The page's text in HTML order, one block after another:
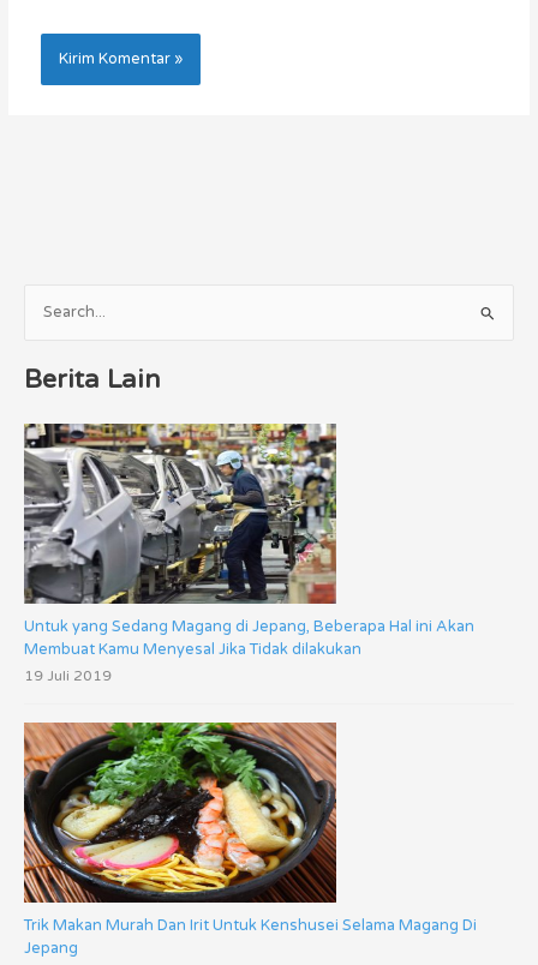
r
u
n
t
u
k
:
Berita Lain
Untuk yang Sedang Magang di Jepang, Beberapa Hal ini Akan
Membuat Kamu Menyesal Jika Tidak dilakukan
19 Juli 2019
Trik Makan Murah Dan Irit Untuk Kenshusei Selama Magang Di
Jepang